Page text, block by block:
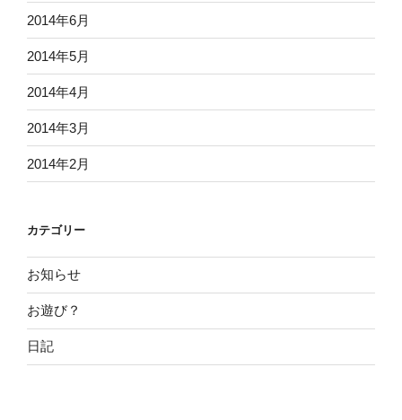
2014年6月
2014年5月
2014年4月
2014年3月
2014年2月
カテゴリー
お知らせ
お遊び？
日記